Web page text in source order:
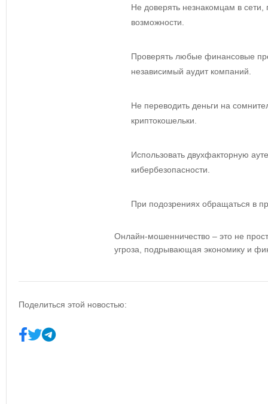
Не доверять незнакомцам в
возможности.
Проверять любые финансовые
независимый аудит компаний.
Не переводить деньги на
криптокошельки.
Использовать двухфакторную
кибербезопасности.
При подозрениях обращаться в
Онлайн-мошенничество – это не
угроза, подрывающая экономику и
Поделиться этой новостью: